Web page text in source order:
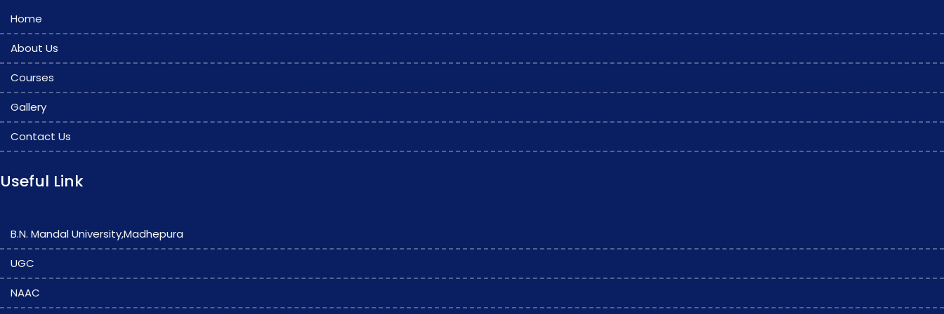
Home
About Us
Courses
Gallery
Contact Us
Useful Link
B.N. Mandal University,Madhepura
UGC
NAAC